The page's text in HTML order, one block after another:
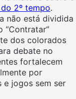
2º tempo.
não está dividida
“Contratar”
dos colorados
debate no
fortalecem
por
e jogos sem ser